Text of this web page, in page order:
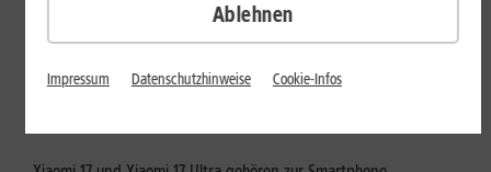
Tests & Vergleiche
Xiaomi 17 vs. Xiaomi 17 Ultra: Für
Ablehnen
Impressum Datenschutzhinweise Cookie-Infos